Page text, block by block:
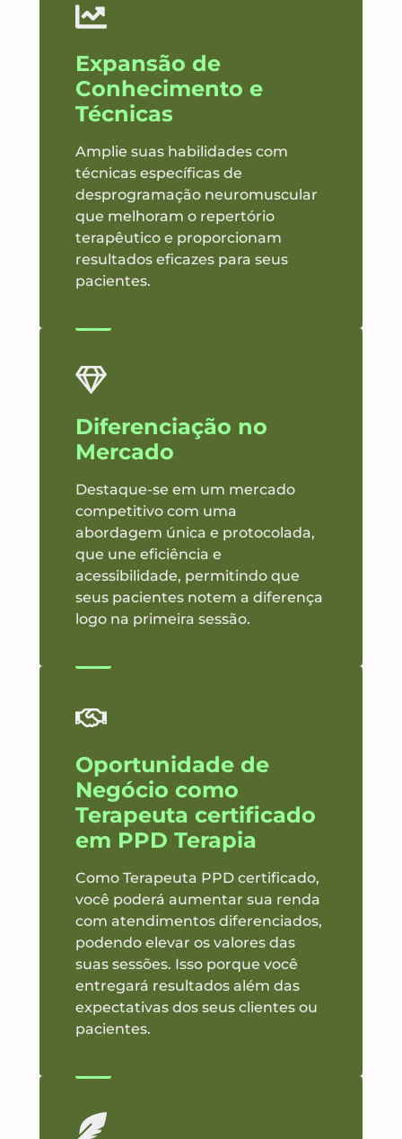
Expansão de
Conhecimento e
Técnicas
Amplie suas habilidades com
técnicas específicas de
desprogramação neuromuscular
que melhoram o repertório
terapêutico e proporcionam
resultados eficazes para seus
pacientes.
Diferenciação no
Mercado
Destaque-se em um mercado
competitivo com uma
abordagem única e protocolada,
que une eficiência e
acessibilidade, permitindo que
seus pacientes notem a diferença
logo na primeira sessão.
Oportunidade de
Negócio como
Terapeuta certificado
em PPD Terapia
Como Terapeuta PPD certificado,
você poderá aumentar sua renda
com atendimentos diferenciados,
podendo elevar os valores das
suas sessões. Isso porque você
entregará resultados além das
expectativas dos seus clientes ou
pacientes.